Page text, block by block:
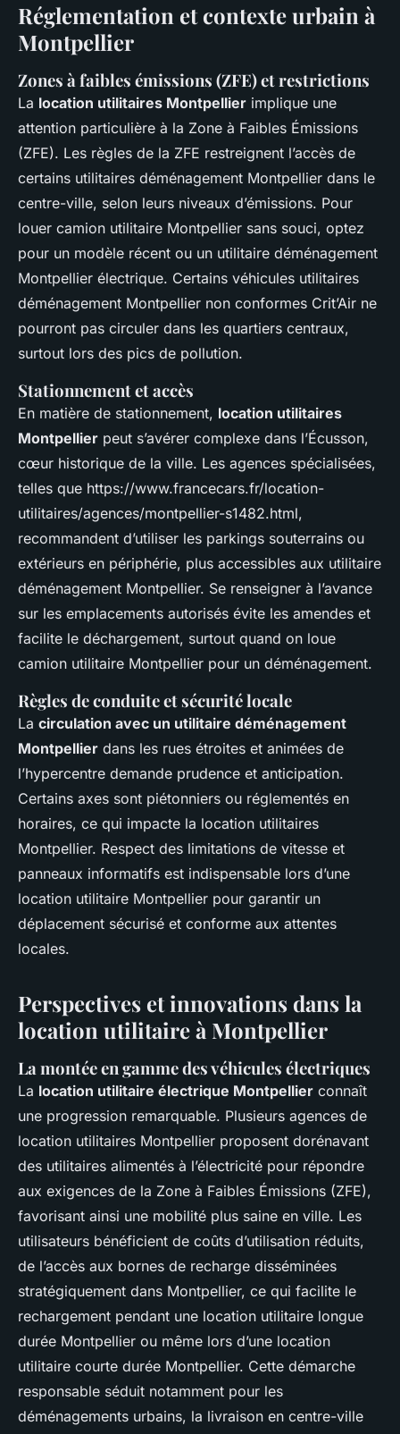
Réglementation et contexte urbain à
Montpellier
Zones à faibles émissions (ZFE) et restrictions
La location utilitaires Montpellier implique une
attention particulière à la Zone à Faibles Émissions
(ZFE). Les règles de la ZFE restreignent l’accès de
certains utilitaires déménagement Montpellier dans le
centre-ville, selon leurs niveaux d’émissions. Pour
louer camion utilitaire Montpellier sans souci, optez
pour un modèle récent ou un utilitaire déménagement
Montpellier électrique. Certains véhicules utilitaires
déménagement Montpellier non conformes Crit’Air ne
pourront pas circuler dans les quartiers centraux,
surtout lors des pics de pollution.
Stationnement et accès
En matière de stationnement, location utilitaires
Montpellier peut s’avérer complexe dans l’Écusson,
cœur historique de la ville. Les agences spécialisées,
telles que https://www.francecars.fr/location-
utilitaires/agences/montpellier-s1482.html,
recommandent d’utiliser les parkings souterrains ou
extérieurs en périphérie, plus accessibles aux utilitaire
déménagement Montpellier. Se renseigner à l’avance
sur les emplacements autorisés évite les amendes et
facilite le déchargement, surtout quand on loue
camion utilitaire Montpellier pour un déménagement.
Règles de conduite et sécurité locale
La circulation avec un utilitaire déménagement
Montpellier dans les rues étroites et animées de
l’hypercentre demande prudence et anticipation.
Certains axes sont piétonniers ou réglementés en
horaires, ce qui impacte la location utilitaires
Montpellier. Respect des limitations de vitesse et
panneaux informatifs est indispensable lors d’une
location utilitaire Montpellier pour garantir un
déplacement sécurisé et conforme aux attentes
locales.
Perspectives et innovations dans la
location utilitaire à Montpellier
La montée en gamme des véhicules électriques
La location utilitaire électrique Montpellier connaît
une progression remarquable. Plusieurs agences de
location utilitaires Montpellier proposent dorénavant
des utilitaires alimentés à l’électricité pour répondre
aux exigences de la Zone à Faibles Émissions (ZFE),
favorisant ainsi une mobilité plus saine en ville. Les
utilisateurs bénéficient de coûts d’utilisation réduits,
de l’accès aux bornes de recharge disséminées
stratégiquement dans Montpellier, ce qui facilite le
rechargement pendant une location utilitaire longue
durée Montpellier ou même lors d’une location
utilitaire courte durée Montpellier. Cette démarche
responsable séduit notamment pour les
déménagements urbains, la livraison en centre-ville